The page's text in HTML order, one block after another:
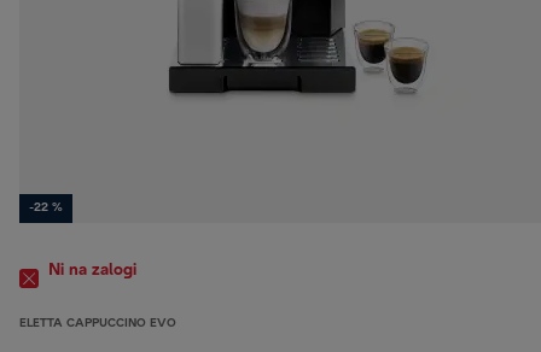
-22 %
Ni na zalogi
ELETTA CAPPUCCINO EVO